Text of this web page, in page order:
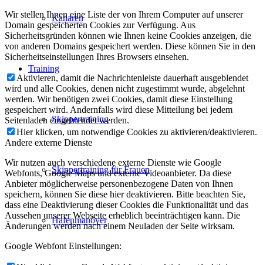
Kanaren
Training
Skippertraining
Skippertraining für Frauen
Hafenmanöver
Wir stellen Ihnen eine Liste der von Ihrem Computer auf unserer
Domain gespeicherten Cookies zur Verfügung. Aus
Sicherheitsgründen können wie Ihnen keine Cookies anzeigen, die
von anderen Domains gespeichert werden. Diese können Sie in den
Sicherheitseinstellungen Ihres Browsers einsehen.
Aktivieren, damit die Nachrichtenleiste dauerhaft ausgeblendet
wird und alle Cookies, denen nicht zugestimmt wurde, abgelehnt
werden. Wir benötigen zwei Cookies, damit diese Einstellung
gespeichert wird. Andernfalls wird diese Mitteilung bei jedem
Seitenladen eingeblendet werden.
Hier klicken, um notwendige Cookies zu aktivieren/deaktivieren.
Andere externe Dienste
Wir nutzen auch verschiedene externe Dienste wie Google
Webfonts, Google Maps und externe Videoanbieter. Da diese
Anbieter möglicherweise personenbezogene Daten von Ihnen
speichern, können Sie diese hier deaktivieren. Bitte beachten Sie,
dass eine Deaktivierung dieser Cookies die Funktionalität und das
Aussehen unserer Webseite erheblich beeinträchtigen kann. Die
Änderungen werden nach einem Neuladen der Seite wirksam.
Google Webfont Einstellungen: